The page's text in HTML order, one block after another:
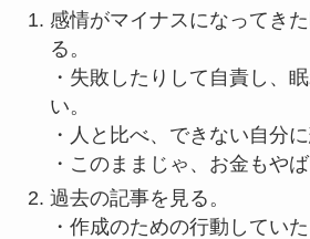
感情がマイナスになってき
る。
・失敗したりして自責し、
い。
・人と比べ、できない自分に
・このままじゃ、お金もやば
過去の記事を見る。
・作成のための行動してい